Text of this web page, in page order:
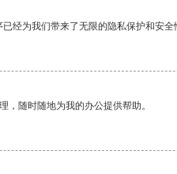
经为我们带来了无限的隐私保护和安全
，随时随地为我的办公提供帮助。